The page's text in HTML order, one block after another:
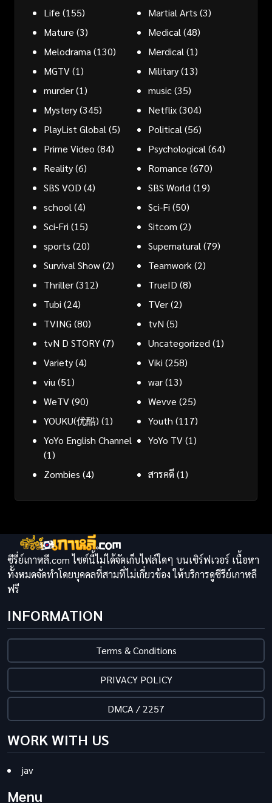
Life (155) Martial Arts (3)
Mature (3) Medical (48)
Melodrama (130) Merdical (1)
MGTV(1) Military(13)
murder(1) music(35)
Mystery(345) Netflix(304)
PlayList Global (5) Political (56)
Prime Video (84) Psychological (64)
Reality(6) Romance (670)
SBS VOD (4) SBS World (19)
school (4) Sci-Fi (50)
Sci-Fri (15) Sitcom (2)
sports (20) Supernatural (79)
Survival Show(2) Teamwork (2)
Thriller(312) TrueID (8)
Tubi (24) TVer(2)
TVING (80) tvN (5)
tvN D STORY(7) Uncategorized (1)
Variety(4) Viki (258)
viu (51) war(13)
WeTV(90) Wevve (25)
YOUKU(优酷) (1) Youth (117)
YoYo English Channel
(1)
YoYo TV(1)
Zombies (4) สารคดี(1)
ซีรี่ย์เกาหลี.com ไซต์นี้ไม่ได้จัดเก็บไฟล์ใดๆ บนเซิร์ฟเวอร์ เนื้อหา
ทั้งหมดจัดทำโดยบุคคลที่สามที่ไม่เกี่ยวข้อง ให้บริการดูซีรีย์เกาหลี
ฟรี
INFORMATION
Terms & Conditions
PRIVACY POLICY
DMCA / 2257
WORK WITH US
jav
Menu